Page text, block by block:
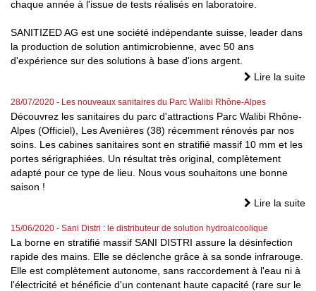
chaque année à l'issue de tests réalisés en laboratoire.
SANITIZED AG est une société indépendante suisse, leader dans
la production de solution antimicrobienne, avec 50 ans
d'expérience sur des solutions à base d'ions argent.
Lire la suite
28/07/2020 - Les nouveaux sanitaires du Parc Walibi Rhône-Alpes
Découvrez les sanitaires du parc d'attractions Parc Walibi Rhône-
Alpes (Officiel), Les Avenières (38) récemment rénovés par nos
soins. Les cabines sanitaires sont en stratifié massif 10 mm et les
portes sérigraphiées. Un résultat très original, complètement
adapté pour ce type de lieu. Nous vous souhaitons une bonne
saison !
Lire la suite
15/06/2020 - Sani Distri : le distributeur de solution hydroalcoolique
La borne en stratifié massif SANI DISTRI assure la désinfection
rapide des mains. Elle se déclenche grâce à sa sonde infrarouge.
Elle est complètement autonome, sans raccordement à l'eau ni à
l'électricité et bénéficie d'un contenant haute capacité (rare sur le